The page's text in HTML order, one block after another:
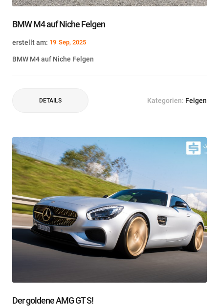
BMW M4 auf Niche Felgen
erstellt am: 19 Sep, 2025
BMW M4 auf Niche Felgen
DETAILS Kategorien: Felgen
Der goldene AMG GT S!